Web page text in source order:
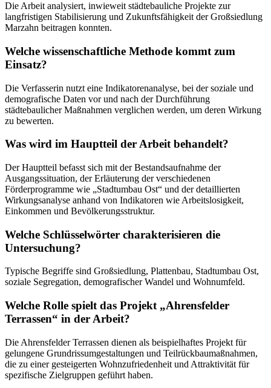
Die Arbeit analysiert, inwieweit städtebauliche Projekte zur
langfristigen Stabilisierung und Zukunftsfähigkeit der Großsiedlung
Marzahn beitragen konnten.
Welche wissenschaftliche Methode kommt zum
Einsatz?
Die Verfasserin nutzt eine Indikatorenanalyse, bei der soziale und
demografische Daten vor und nach der Durchführung
städtebaulicher Maßnahmen verglichen werden, um deren Wirkung
zu bewerten.
Was wird im Hauptteil der Arbeit behandelt?
Der Hauptteil befasst sich mit der Bestandsaufnahme der
Ausgangssituation, der Erläuterung der verschiedenen
Förderprogramme wie „Stadtumbau Ost“ und der detaillierten
Wirkungsanalyse anhand von Indikatoren wie Arbeitslosigkeit,
Einkommen und Bevölkerungsstruktur.
Welche Schlüsselwörter charakterisieren die
Untersuchung?
Typische Begriffe sind Großsiedlung, Plattenbau, Stadtumbau Ost,
soziale Segregation, demografischer Wandel und Wohnumfeld.
Welche Rolle spielt das Projekt „Ahrensfelder
Terrassen“ in der Arbeit?
Die Ahrensfelder Terrassen dienen als beispielhaftes Projekt für
gelungene Grundrissumgestaltungen und Teilrückbaumaßnahmen,
die zu einer gesteigerten Wohnzufriedenheit und Attraktivität für
spezifische Zielgruppen geführt haben.